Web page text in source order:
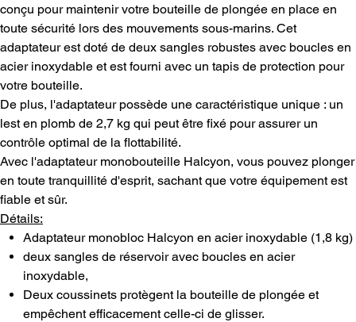
conçu pour maintenir votre bouteille de plongée en place en
toute sécurité lors des mouvements sous-marins. Cet
adaptateur est doté de deux sangles robustes avec boucles en
acier inoxydable et est fourni avec un tapis de protection pour
votre bouteille.
De plus, l'adaptateur possède une caractéristique unique : un
lest en plomb de 2,7 kg qui peut être fixé pour assurer un
contrôle optimal de la flottabilité.
Avec l'adaptateur monobouteille Halcyon, vous pouvez plonger
en toute tranquillité d'esprit, sachant que votre équipement est
fiable et sûr.
Détails:
Adaptateur monobloc Halcyon en acier inoxydable (1,8 kg)
deux sangles de réservoir avec boucles en acier
inoxydable,
Deux coussinets protègent la bouteille de plongée et
empêchent efficacement celle-ci de glisser.